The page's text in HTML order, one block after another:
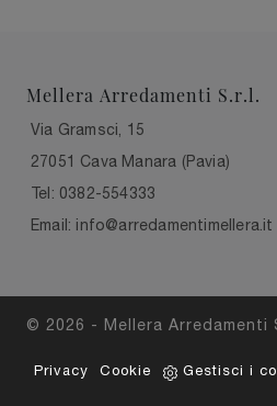
Mellera Arredamenti S.r.l.
Via Gramsci, 15
27051 Cava Manara (Pavia)
Tel: 0382-554333
Email: info@arredamentimellera.it
© 2026 - Mellera Arredamenti
Privacy Cookie Gestisci i